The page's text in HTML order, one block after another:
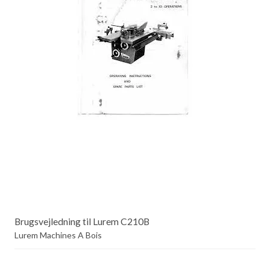
Brugsvejledning til Lurem C210B
Lurem Machines A Bois